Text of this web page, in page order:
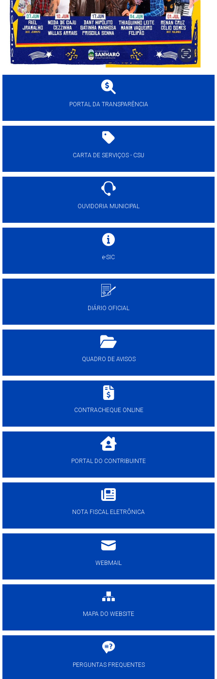
PORTAL DA TRANSPARÊNCIA
CARTA DE SERVIÇOS - CSU
OUVIDORIA MUNICIPAL
e-SIC
DIÁRIO OFICIAL
QUADRO DE AVISOS
CONTRACHEQUE ONLINE
PORTAL DO CONTRIBUINTE
NOTA FISCAL ELETRÔNICA
WEBMAIL
MAPA DO WEBSITE
PERGUNTAS FREQUENTES